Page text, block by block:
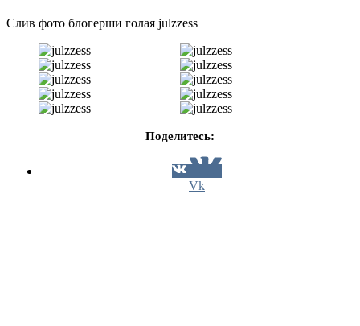
Слив фото блогерши голая julzzess
Поделитесь:
Vk